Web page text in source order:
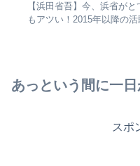
【浜田省吾】今、浜省がと
もアツい！2015年以降の活
あっという間に一日
スポ